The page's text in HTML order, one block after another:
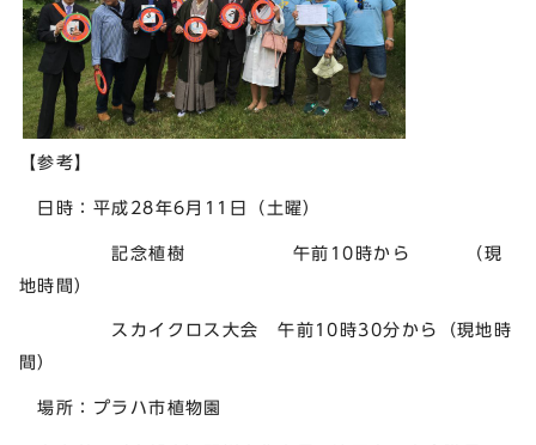
【参考】
日時：平成28年6月11日（土曜）
記念植樹 午前10時から （現
地時間）
スカイクロス大会 午前10時30分から（現地時
間）
場所：プラハ市植物園